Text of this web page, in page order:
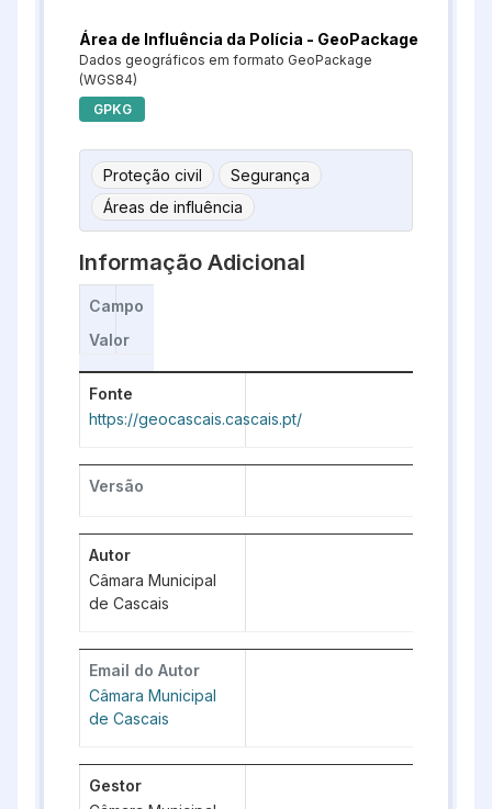
Área de Influência da Polícia - GeoPackage
Dados geográficos em formato GeoPackage
(WGS84)
GPKG
Proteção civil
Segurança
Áreas de influência
Informação Adicional
Campo
Valor
Fonte
https://geocascais.cascais.pt/
Versão
Autor
Câmara Municipal
de Cascais
Email do Autor
Câmara Municipal
de Cascais
Gestor